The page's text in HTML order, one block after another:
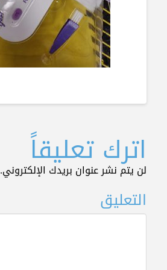
اترك تعليقاً
لن يتم نشر عنوان بريدك الإلكتروني.
التعليق